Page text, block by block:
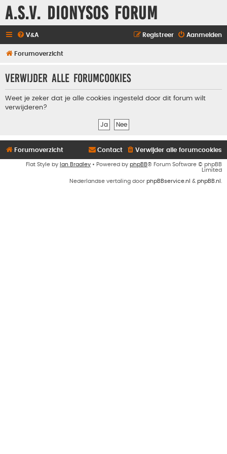
A.S.V. Dionysos Forum
V&A Aanmelden
Registreer
Forumoverzicht
Verwijder alle forumcookies
Weet je zeker dat je alle cookies ingesteld door dit forum wilt
verwijderen?
Forumoverzicht Verwijder alle forumcookies
Contact
Flat Style by Ian Bradley • Powered by phpBB® Forum Software © phpBB
Limited
Nederlandse vertaling door phpBBservice.nl & phpBB.nl